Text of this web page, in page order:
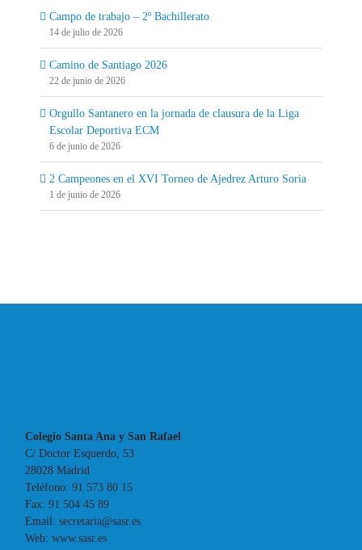
Campo de trabajo – 2º Bachillerato
14 de julio de 2026
Camino de Santiago 2026
22 de junio de 2026
Orgullo Santanero en la jornada de clausura de la Liga
Escolar Deportiva ECM
6 de junio de 2026
2 Campeones en el XVI Torneo de Ajedrez Arturo Soria
1 de junio de 2026
Colegio Santa Ana y San Rafael
C/ Doctor Esquerdo, 53
28028 Madrid
Teléfono:91 573 80 15
Fax:91 504 45 89
Email:secretaria@sasr.es
Web:www.sasr.es